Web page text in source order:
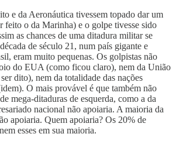
e da Aeronáutica tivessem topado dar um
feito o da Marinha) e o golpe tivesse sido
as chances de uma ditadura militar se
de século 21, num país gigante e
eram muito pequenas. Os golpistas não
do EUA (como ficou claro), nem da União
dito), nem da totalidade das nações
O mais provável é que também não
mega-ditaduras de esquerda, como a da
nacional não apoiaria. A maioria da
apoiaria. Quem apoiaria? Os 20% de
esses em sua maioria.